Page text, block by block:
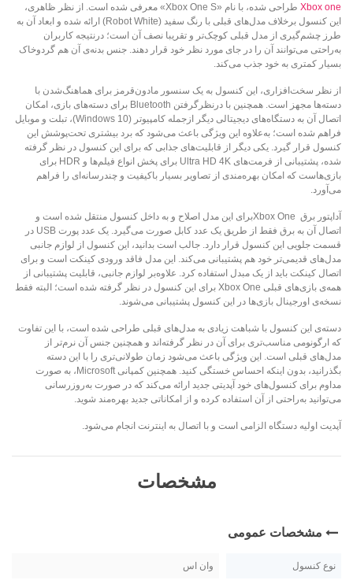
Xbox one
طراحی شده، با نام «Xbox One S» معرفی شده است. از نظر ظاهری،
این کنسول برخلاف مدل‌های قبلی با رنگ سفید (Robot White) ارائه شده و ابعاد آن به
طرز چشم‌گیری از مدل قبلی کوچک‌تر و تقریبا نصف آن است؛ درنتیجه کاربران
به‌راحتی می‌توانند آن را در جای مورد نظر خود قرار دهند. جنس بدنه‌ی آن هم گردوخاک
بسیار کمتری به خود جذب می‌کند.
از نظر سخت‌افزاری، این کنسول به یک سنسور مادون‌قرمز برای هماهنگ‌شدن با
دسته‌ها مجهز است. همچنین با درنظرگرفتن Bluetooth برای دسته‌های بازی، امکان
اتصال آن به دستگاه‌های دیجیتالی دیگر ازجمله کامپیوتر (Windows 10)، تبلت‌ و موبایل‌
فراهم شده است؛ به‌‎علاوه این ویژگی باعث می‌شود که برد بیشتری تحت‌پوشش این
کنسول قرار گیرد. یکی دیگر از قابلیت‌های جذابی که برای این کنسول در نظر گرفته
شده، پشتیبانی از فرمت‌های Ultra HD 4K برای پخش انواع فیلم‌ها و HDR برای
بازی‌هاست که امکان بهره‌مندی از تصاویر بسیار باکیفیت و چندرسانه‌ای را فراهم
می‌آورد.
آداپتور برق Xbox Oneبرای این مدل اصلاح و به داخل کنسول منتقل شده است و
اتصال آن به برق فقط از طریق یک عدد کابل صورت می‌گیرد. یک عدد پورت USB در
قسمت جلویی این کنسول قرار دارد. جالب است بدانید، این کنسول از لوازم جانبی
مدل‌های قدیمی‌تر خود هم پشتیبانی می‌کند. این مدل فاقد ورودی کینکت است و برای
اتصال کینکت باید از یک مبدل استفاده کرد. علاوه‌بر لوازم جانبی، قابلیت پشتیبانی از
همه‌ی بازی‌های قبلی Xbox One برای این کنسول در نظر گرفته شده است؛ البته فقط
نسخه‌ی اورجینال بازی‌ها در این کنسول پشتیبانی می‌شوند.
دسته‌ی این کنسول با شباهت زیادی به مدل‌های قبلی طراحی شده است، با این تفاوت
که ارگونومی مناسب‌تری برای آن در نظر گرفته‌اند و همچنین جنس آن نرم‌تر از
مدل‌های قبلی است. این ویژگی باعث می‌شود زمان طولانی‌تری را با این دسته
بگذرانید، بدون اینکه احساس خستگی کنید. همچنین کمپانی Microsoft، به صورت
مداوم برای کنسول‌های خود آپدیتی جدید ارائه می‌کند که در صورت به‌روزرسانی
می‌توانید به‌راحتی از آن استفاده کرده و از امکاناتی جدید بهره‌مند شوید.
آپدیت اولیه دستگاه الزامی است و با اتصال به اینترنت انجام می‌شود.
مشخصات
مشخصات عمومی
نوع کنسول وان اس